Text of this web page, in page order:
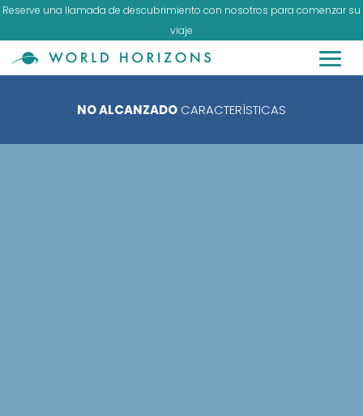
Reserve una llamada de descubrimiento con nosotros para comenzar su
viaje
NO ALCANZADOCARACTERÍSTICAS